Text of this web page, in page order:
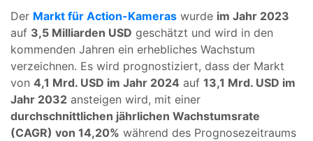
Der Markt für Action-Kameras wurde im Jahr 2023
auf 3,5 Milliarden USD geschätzt und wird in den
kommenden Jahren ein erhebliches Wachstum
verzeichnen. Es wird prognostiziert, dass der Markt
von 4,1 Mrd. USD im Jahr 2024 auf 13,1 Mrd. USD im
Jahr 2032 ansteigen wird, mit einer
durchschnittlichen jährlichen Wachstumsrate
(CAGR) von 14,20% während des Prognosezeitraums